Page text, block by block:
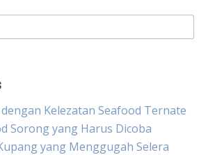
Kelezatan Seafood Ternate
Sorong yang Harus Dicoba
yang Menggugah Selera